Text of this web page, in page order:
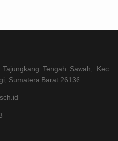
Tengah Sawah, Kec.
Sumatera Barat 26136